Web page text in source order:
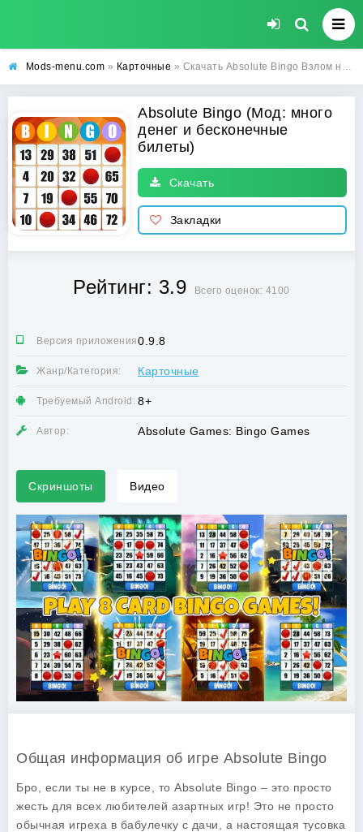
Mods-menu.com » Карточные » Скачать Absolute Bingo Взлом на много денег и бесконечные билеты на Андроид
Absolute Bingo (Мод: много
денег и бесконечные
билеты)
Скачать
Закладки
Рейтинг: 3.9 Всего оценок: 4100
Версия приложения:0.9.8
Жанр/Категория: Карточные
Требуемый Android: 8+
Автор: Absolute Games: Bingo Games
Скриншоты Видео
Общая информация об игре Absolute Bingo
Бро, если ты не в курсе, то Absolute Bingo – это просто
жесть для всех любителей азартных игр! Это не просто
обычная игреха в бабулечку с дачи, а настоящая тусовка